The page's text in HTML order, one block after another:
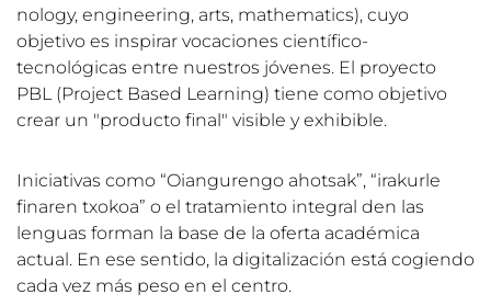
nology, engineering, arts, mathematics), cuyo
objetivo es inspirar vocaciones científico-
tecnológicas entre nuestros jóvenes. El proyecto
PBL (Project Based Learning) tiene como objetivo
crear un "producto final" visible y exhibible.
Iniciativas como “Oiangurengo ahotsak”, “irakurle
finaren txokoa” o el tratamiento integral den las
lenguas forman la base de la oferta académica
actual. En ese sentido, la digitalización está cogiendo
cada vez más peso en el centro.